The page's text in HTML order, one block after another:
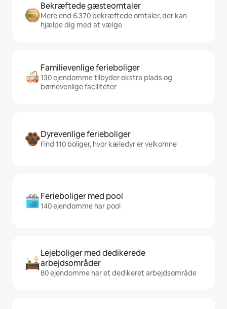
Bekræftede gæsteomtaler
Mere end 6.370 bekræftede omtaler, der kan
hjælpe dig med at vælge
Familievenlige ferieboliger
130 ejendomme tilbyder ekstra plads og
børnevenlige faciliteter
Dyrevenlige ferieboliger
Find 110 boliger, hvor kæledyr er velkomne
Ferieboliger med pool
140 ejendomme har pool
Lejeboliger med dedikerede
arbejdsområder
80 ejendomme har et dedikeret arbejdsområde